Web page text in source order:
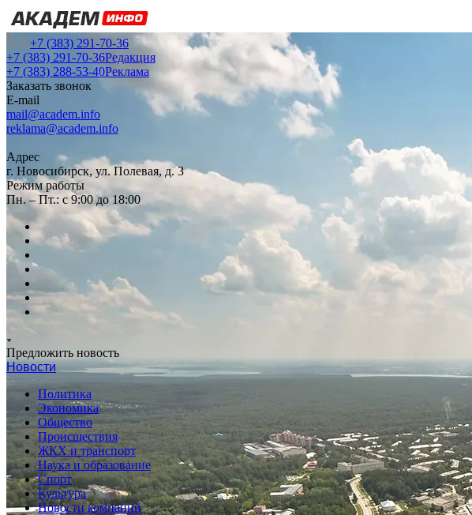
+7 (383) 291-70-36
+7 (383) 291-70-36Редакция
+7 (383) 288-53-40Реклама
Заказать звонок
E-mail
mail@academ.info
reklama@academ.info
Адрес
г. Новосибирск, ул. Полевая, д. 3
Режим работы
Пн. – Пт.: с 9:00 до 18:00
Предложить новость
Новости
Политика
Экономика
Общество
Происшествия
ЖКХ и транспорт
Наука и образование
Спорт
Культура
Новости компаний